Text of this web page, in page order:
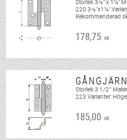
Storlek 3½" x 1¼"
220 3½"x1¼"
Rekommenderad
178,75 KR
Storlek 3 1/2”
223 Varianter:
185,00 KR